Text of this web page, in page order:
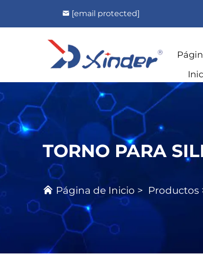
[email protected]
TORNO PARA
Página de Inicio > Productos